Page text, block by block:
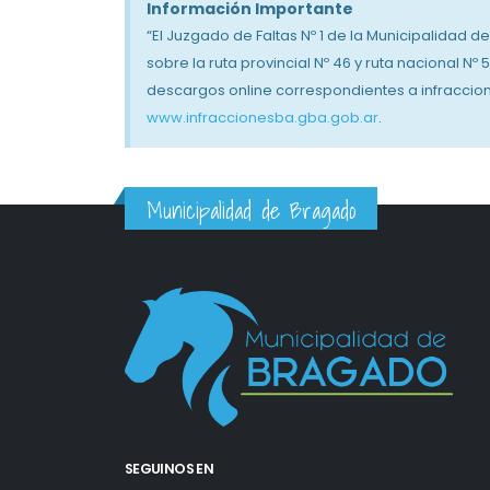
Información Importante
“El Juzgado de Faltas Nº 1 de la
sobre la ruta provincial Nº 46 y ruta nacional
descargos online correspondientes a
www.infraccionesba.gba.gob.ar.
Municipalidad de Bragado
SEGUINOS EN
ya está en marcha
Con una intervención artística en la
comenzó a palpitarse la Feria del
3 agosto, 2026
realizó una nueva edición de la